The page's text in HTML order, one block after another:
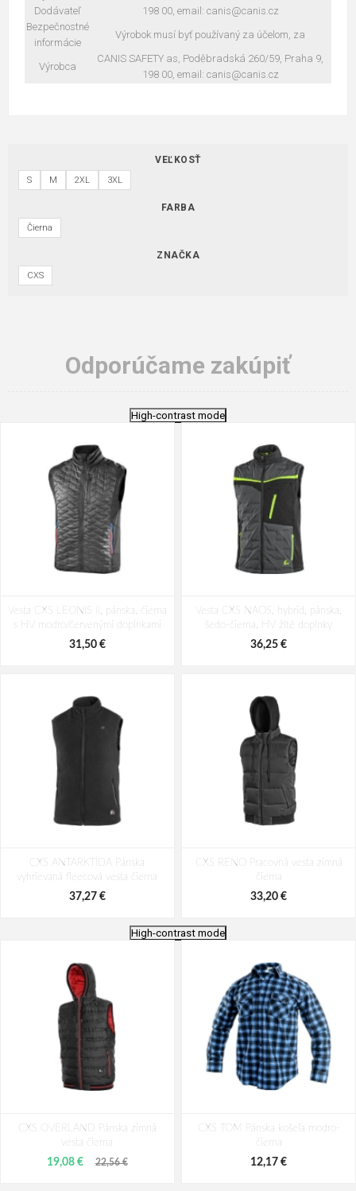
Dodávateľ
198 00, email: canis@canis.cz
Bezpečnostné
informácie
Výrobok musí byť používaný za účelom, za
Výrobca
CANIS SAFETY as, Poděbradská 260/59, Praha 9,
198 00, email: canis@canis.cz
VEĽKOSŤ
S M 2XL 3XL
FARBA
Čierna
ZNAČKA
CXS
Odporúčame zakúpiť
High-contrast mode
Vesta CXS LEONIS II, pánska, čierna
s HV modro/červenými doplnkami
31,50 €
Vesta CXS NAOS, hybrid, pánska,
šedo-čierna, HV žlté doplnky
36,25 €
CXS ANTARKTÍDA Pánska
vyhrievaná fleecová vesta čierna
37,27 €
CXS RENO Pracovná vesta zimná
čierna
33,20 €
červená
33,20 €
čierna
29,00 €
High-contrast mode
CXS OVERLAND Pánska zimná
vesta čierna
19,08 € 22,56 €
CXS TOM Pánska košeľa modro-
čierna
12,17 €